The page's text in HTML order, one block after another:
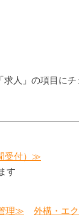
人」の項目にチ
受付）≫
す
理≫ 外構・エ